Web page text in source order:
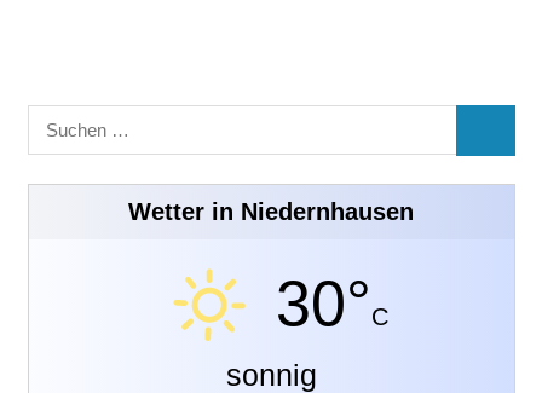
Suchen
nach:
Wetter in Niedernhausen
30°C
sonnig